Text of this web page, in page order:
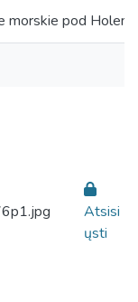
morskie pod
Atsisi
ųsti